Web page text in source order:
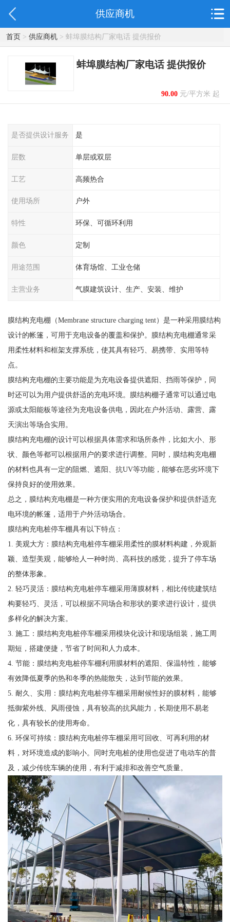
供应商机
首页> 供应商机> 蚌埠膜结构厂家电话 提供报价
蚌埠膜结构厂家电话 提供报价
90.00元/平方米 起
是否提供设计服务 是
层数 单层或双层
工艺 高频热合
使用场所 户外
特性 环保、可循环利用
颜色 定制
用途范围 体育场馆、工业仓储
主营业务 气膜建筑设计、生产、安装、维护
膜结构充电棚（Membrane structure charging tent）是一种采用膜结构
设计的帐篷，可用于充电设备的覆盖和保护。膜结构充电棚通常采
用柔性材料和框架支撑系统，使其具有轻巧、易携带、实用等特
点。
膜结构充电棚的主要功能是为充电设备提供遮阳、挡雨等保护，同
时还可以为用户提供舒适的充电环境。膜结构棚子通常可以通过电
源或太阳能板等途径为充电设备供电，因此在户外活动、露营、露
天演出等场合实用。
膜结构充电棚的设计可以根据具体需求和场所条件，比如大小、形
状、颜色等都可以根据用户的要求进行调整。同时，膜结构充电棚
的材料也具有一定的阻燃、遮阳、抗UV等功能，能够在恶劣环境下
保持良好的使用效果。
总之，膜结构充电棚是一种方便实用的充电设备保护和提供舒适充
电环境的帐篷，适用于户外活动场合。
膜结构充电桩停车棚具有以下特点：
1. 美观大方：膜结构充电桩停车棚采用柔性的膜材料构建，外观新
颖、造型美观，能够给人一种时尚、高科技的感觉，提升了停车场
的整体形象。
2. 轻巧灵活：膜结构充电桩停车棚采用薄膜材料，相比传统建筑结
构要轻巧、灵活，可以根据不同场合和形状的要求进行设计，提供
多样化的解决方案。
3. 施工：膜结构充电桩停车棚采用模块化设计和现场组装，施工周
期短，搭建便捷，节省了时间和人力成本。
4. 节能：膜结构充电桩停车棚利用膜材料的遮阳、保温特性，能够
有效降低夏季的热和冬季的热能散失，达到节能的效果。
5. 耐久、实用：膜结构充电桩停车棚采用耐候性好的膜材料，能够
抵御紫外线、风雨侵蚀，具有较高的抗风能力，长期使用不易老
化，具有较长的使用寿命。
6. 环保可持续：膜结构充电桩停车棚采用可回收、可再利用的材
料，对环境造成的影响小。同时充电桩的使用也促进了电动车的普
及，减少传统车辆的使用，有利于减排和改善空气质量。